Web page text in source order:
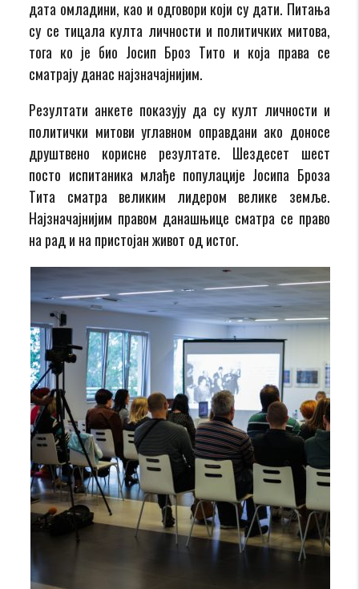
дата омладини, као и одговори који су дати. Питања
су се тицала култа личности и политичких митова,
тога ко је био Јосип Броз Тито и која права се
сматрају данас најзначајнијим.
Резултати анкете показују да су култ личности и
политички митови углавном оправдани ако доносе
друштвено корисне резултате. Шездесет шест
посто испитаника млађе популације Јосипа Броза
Тита сматра великим лидером велике земље.
Најзначајнијим правом данашњице сматра се право
на рад и на пристојан живот од истог.